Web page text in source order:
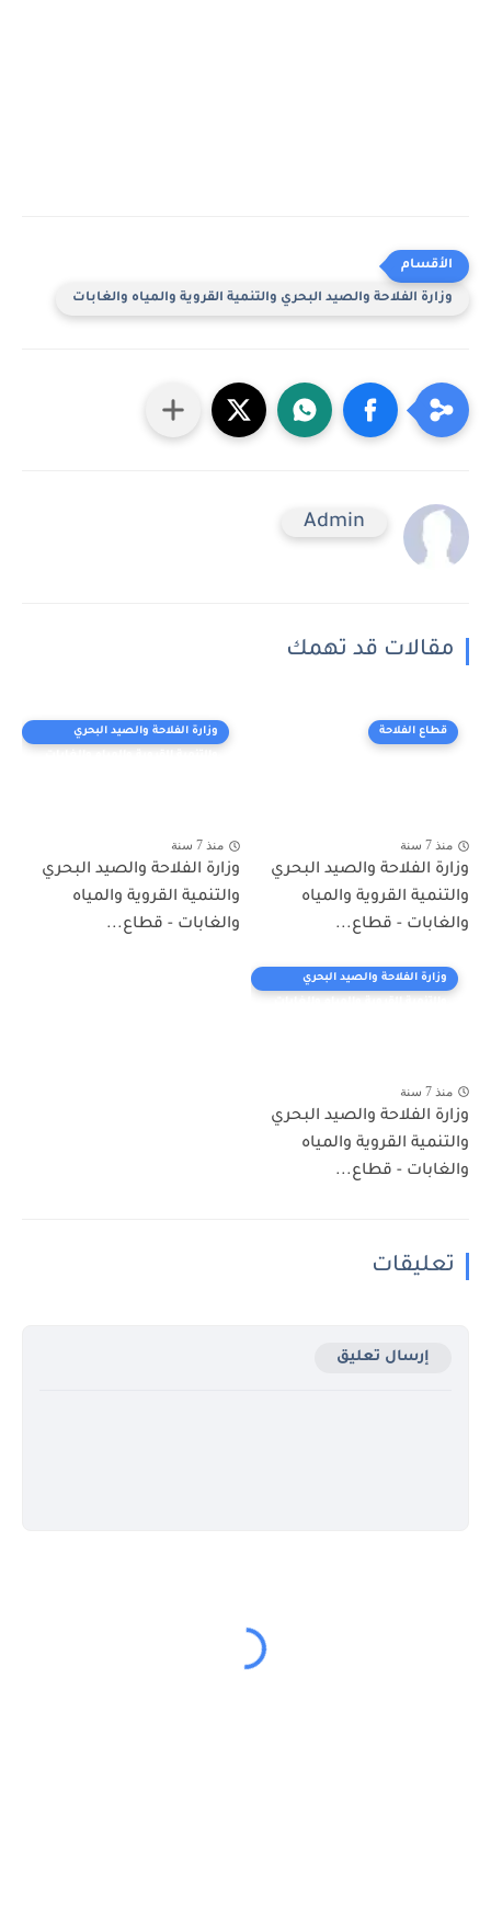
وزارة الفلاحة والصيد البحري والتنمية القروية والمياه والغابات
Admin
مقالات قد تهمك
قطاع الفلاحة
منذ 7 سنة
وزارة الفلاحة والصيد البحري
والتنمية القروية والمياه
والغابات - قطاع...
وزارة الفلاحة والصيد البحري
منذ 7 سنة
وزارة الفلاحة والصيد البحري
والتنمية القروية والمياه
والغابات - قطاع...
وزارة الفلاحة والصيد البحري
منذ 7 سنة
وزارة الفلاحة والصيد البحري
والتنمية القروية والمياه
والغابات - قطاع...
تعليقات
إرسال تعليق